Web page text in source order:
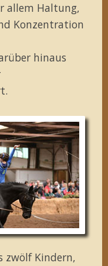
allem Haltung,
Konzentration
hinaus
zwölf Kindern,